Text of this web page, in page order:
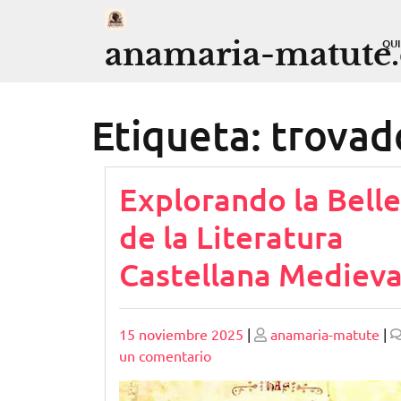
anamaria-
Etiqueta:
Explorando la
de la Literatura
Castellana
Publicado
15 noviembre 2025 | Publicado
anamaria-matute |
un comentarioen
Explorando